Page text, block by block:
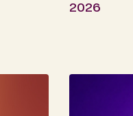
2026